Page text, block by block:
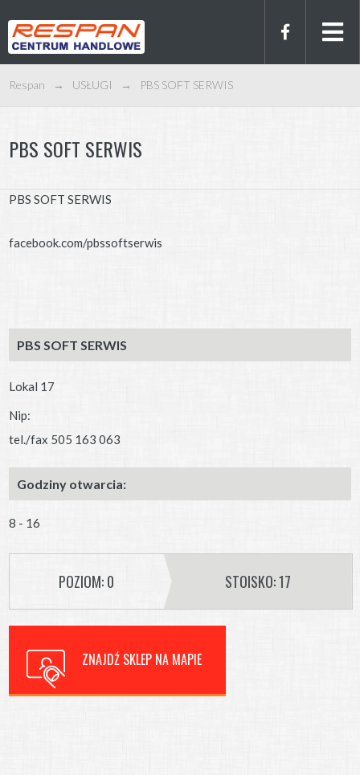
Respan → USŁUGI → PBS SOFT SERWIS
PBS SOFT SERWIS
PBS SOFT SERWIS
facebook.com/pbssoftserwis
PBS SOFT SERWIS
Lokal 17
Nip:
tel./fax 505 163 063
Godziny otwarcia:
8 - 16
POZIOM: 0 STOISKO: 17
ZNAJDŹ SKLEP NA MAPIE